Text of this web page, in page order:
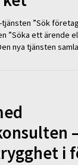
”Sök
”Söka ett ärende
nya tjänsten
i